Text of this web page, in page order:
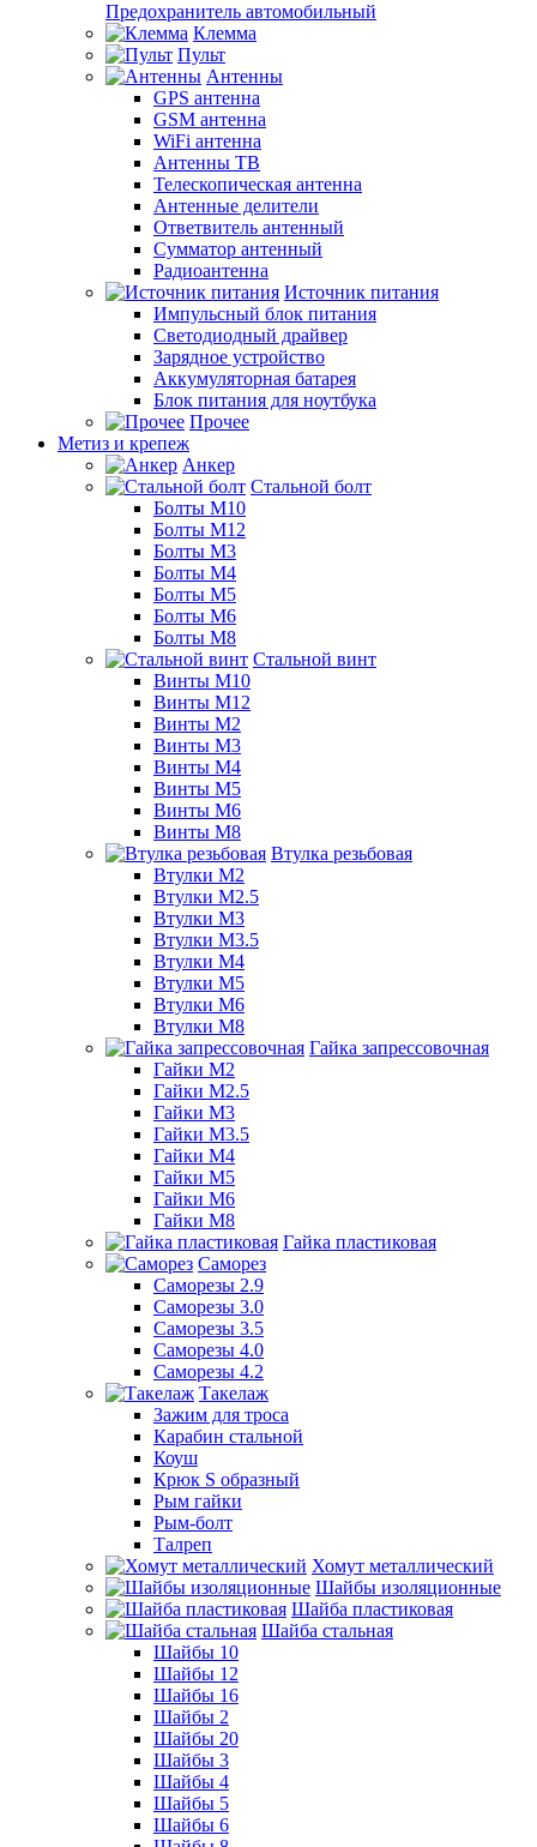
Предохранитель автомобильный
Клемма
Пульт
Антенны
GPS антенна
GSM антенна
WiFi антенна
Антенны ТВ
Телескопическая антенна
Антенные делители
Ответвитель антенный
Сумматор антенный
Радиоантенна
Источник питания
Импульсный блок питания
Светодиодный драйвер
Зарядное устройство
Аккумуляторная батарея
Блок питания для ноутбука
Прочее
Метиз и крепеж
Анкер
Стальной болт
Болты М10
Болты М12
Болты М3
Болты М4
Болты М5
Болты М6
Болты М8
Стальной винт
Винты М10
Винты М12
Винты М2
Винты М3
Винты М4
Винты М5
Винты М6
Винты М8
Втулка резьбовая
Втулки М2
Втулки М2.5
Втулки М3
Втулки М3.5
Втулки М4
Втулки М5
Втулки М6
Втулки М8
Гайка запрессовочная
Гайки М2
Гайки М2.5
Гайки М3
Гайки М3.5
Гайки М4
Гайки М5
Гайки М6
Гайки М8
Гайка пластиковая
Саморез
Саморезы 2.9
Саморезы 3.0
Саморезы 3.5
Саморезы 4.0
Саморезы 4.2
Такелаж
Зажим для троса
Карабин стальной
Коуш
Крюк S образный
Рым гайки
Рым-болт
Талреп
Хомут металлический
Шайбы изоляционные
Шайба пластиковая
Шайба стальная
Шайбы 10
Шайбы 12
Шайбы 16
Шайбы 2
Шайбы 20
Шайбы 3
Шайбы 4
Шайбы 5
Шайбы 6